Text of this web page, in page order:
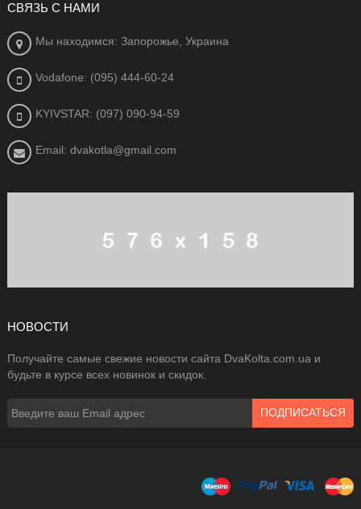
СВЯЗЬ С НАМИ
Мы находимся: Запорожье, Украина
Vodafone: (095) 444-60-24
KYIVSTAR: (097) 090-94-59
Email: dvakotla@gmail.com
НОВОСТИ
Получайте самые свежие новости сайта DvaKolta.com.ua и
будьте в курсе всех новинок и скидок.
ПОДПИСАТЬСЯ